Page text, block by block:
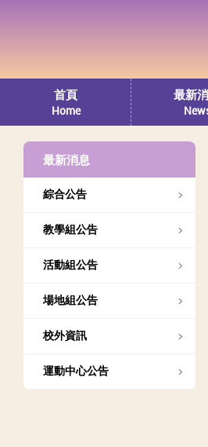
首頁
Home
最新
最新消息
綜合公告
教學組公告
活動組公告
場地組公告
校外資訊
運動中心公告